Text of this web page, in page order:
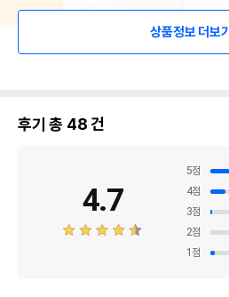
상품정보 더보기
후기 총 48건
4.7
5점
4점
3점
2점
1 점